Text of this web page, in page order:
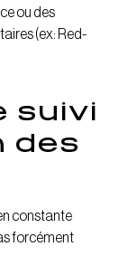
ou des
(ex: Red-
suivi
des
constante
forcément